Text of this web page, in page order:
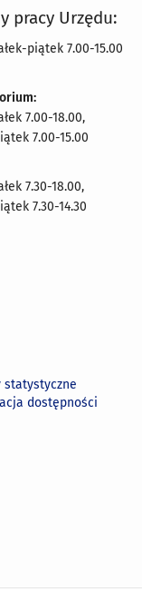
pracy Urzędu:
piątek 7.00-15.00
7.00-18.00,
7.00-15.00
7.30-18.00,
7.30-14.30
statystyczne
dostępności